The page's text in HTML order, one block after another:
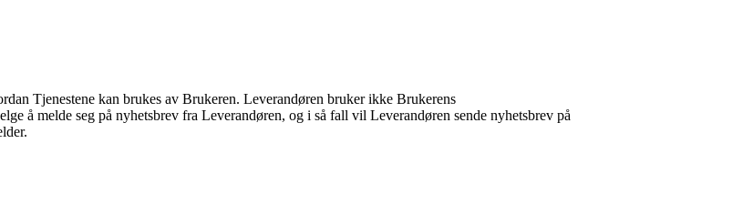
Tjenestene kan brukes av Brukeren. Leverandøren bruker ikke Brukerens
å melde seg på nyhetsbrev fra Leverandøren, og i så fall vil Leverandøren sende nyhetsbrev på